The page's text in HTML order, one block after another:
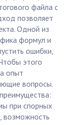
файла с
позволяет
Одной из
формул и
ошибки,
этого
опыт
вопросы.
при спорных
возможность